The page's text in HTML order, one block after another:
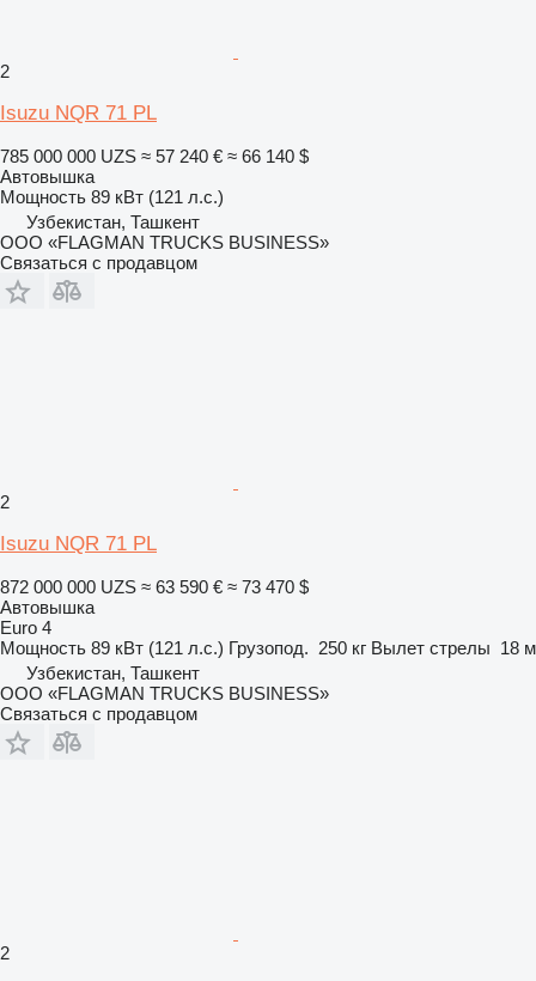
2
Isuzu NQR 71 PL
785 000 000 UZS ≈ 57 240 € ≈ 66 140 $
Автовышка
Мощность 89 кВт (121 л.с.)
Узбекистан, Ташкент
ООО «FLAGMAN TRUCKS BUSINESS»
Связаться с продавцом
2
Isuzu NQR 71 PL
872 000 000 UZS ≈ 63 590 € ≈ 73 470 $
Автовышка
Euro 4
Мощность 89 кВт (121 л.с.) Грузопод. 250 кг Вылет стрелы 18 м
Узбекистан, Ташкент
ООО «FLAGMAN TRUCKS BUSINESS»
Связаться с продавцом
2